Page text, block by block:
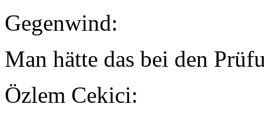
Gegenwind:
Man hätte das bei den
Özlem Cekici: